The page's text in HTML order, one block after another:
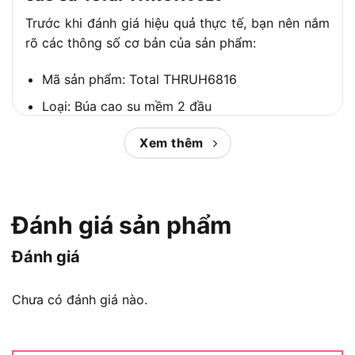
Trước khi đánh giá hiệu quả thực tế, bạn nên nắm
rõ các thông số cơ bản của sản phẩm:
Mã sản phẩm: Total THRUH6816
Loại: Búa cao su mềm 2 đầu
Chiều dài: ~330mm
Trọng lượng đầu búa: ~450g
Cán búa: Sợi thủy tinh bọc cao su chống trượt
Màu sắc: Đen – xanh đặc trưng Total
Ưu điểm nổi bật – Total THRUH6816
Xem thêm
Đánh giá sản phẩm
Đánh giá
Chưa có đánh giá nào.